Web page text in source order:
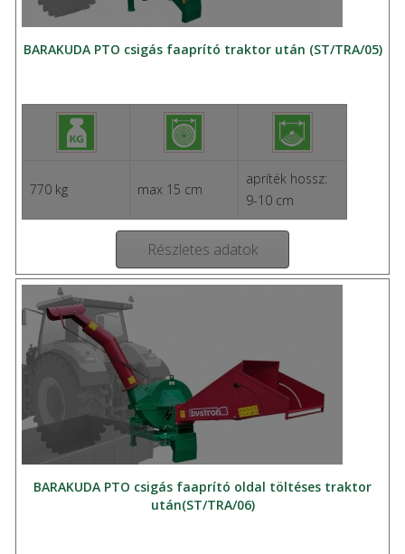
BARAKUDA PTO csigás faaprító traktor után (ST/TRA/05)
770 kg max 15 cm
apríték hossz:
9-10 cm
Részletes adatok
BARAKUDA PTO csigás faaprító oldal töltéses traktor
után(ST/TRA/06)